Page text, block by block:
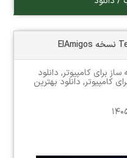
ساز برای کامپیوتر, دانلود
کامپیوتر, دانلود بهترین